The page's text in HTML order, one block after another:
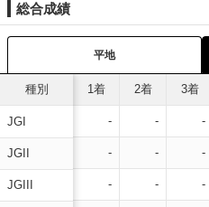
総合成績
平地
種別
JGI
JGII
JGIII
1着 2着 3着
- - -
- - -
- - -